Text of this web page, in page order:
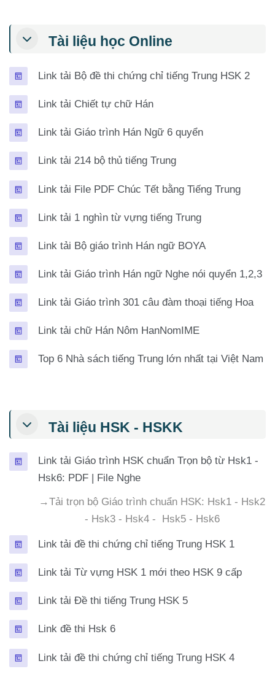
Tài liệu học Online
Link tải Bộ đề thi chứng chỉ tiếng Trung HSK 2Trang
Link tải Chiết tự chữ HánTrang
Link tải Giáo trình Hán Ngữ 6 quyểnTrang
Link tải 214 bộ thủ tiếng TrungTrang
Link tải File PDF Chúc Tết bằng Tiếng TrungTrang
Link tải 1 nghìn từ vựng tiếng TrungTrang
Link tải Bộ giáo trình Hán ngữ BOYATrang
Link tải Giáo trình Hán ngữ Nghe nói quyển 1,2,3
Link tải Giáo trình 301 câu đàm thoại tiếng Hoa
Link tải chữ Hán Nôm HanNomIMETrang
Top 6 Nhà sách tiếng Trung lớn nhất tại Việt Nam
Tài liệu HSK - HSKK
Link tải Giáo trình HSK chuẩn Trọn bộ từ Hsk1 -
Hsk6: PDF | File NgheTrang
→Tải trọn bộ Giáo trình chuẩn HSK: Hsk1 - Hsk2
- Hsk3 - Hsk4 - Hsk5 - Hsk6
Link tải đề thi chứng chỉ tiếng Trung HSK 1Trang
Link tải Từ vựng HSK 1 mới theo HSK 9 cấpTrang
Link tải Đề thi tiếng Trung HSK 5Trang
Link đề thi Hsk 6Trang
Link tải đề thi chứng chỉ tiếng Trung HSK 4Trang